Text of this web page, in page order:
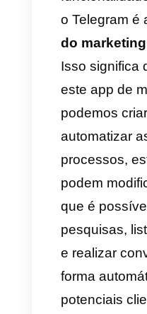
aplicativo
relações
Entre
temos a
e grupos
pessoas